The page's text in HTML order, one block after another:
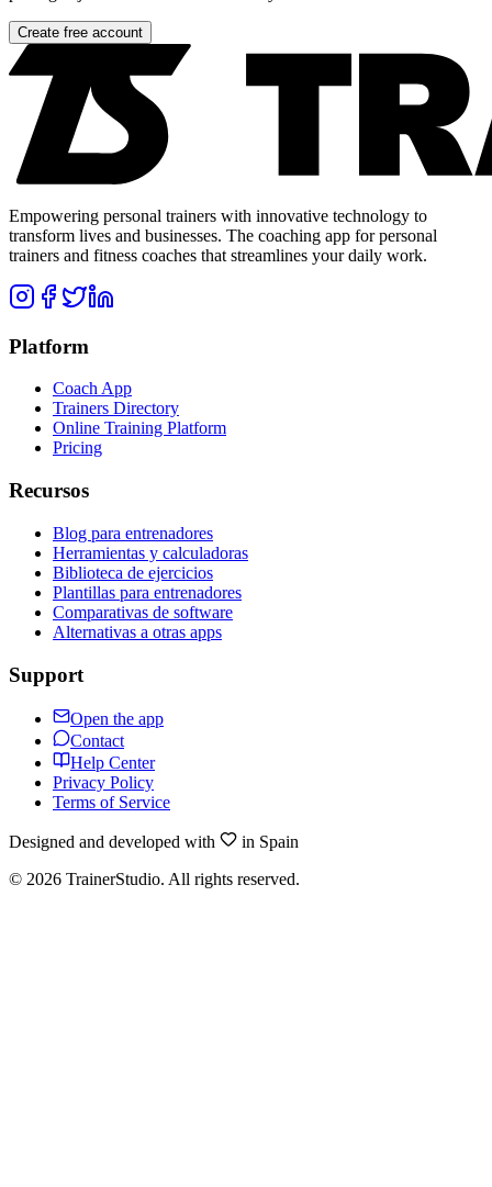
Create free account
Empowering personal trainers with innovative technology to
transform lives and businesses. The coaching app for personal
trainers and fitness coaches that streamlines your daily work.
Platform
Coach App
Trainers Directory
Online Training Platform
Pricing
Recursos
Blog para entrenadores
Herramientas y calculadoras
Biblioteca de ejercicios
Plantillas para entrenadores
Comparativas de software
Alternativas a otras apps
Support
Open the app
Contact
Help Center
Privacy Policy
Terms of Service
Designed and developed with
in Spain
© 2026 TrainerStudio. All rights reserved.